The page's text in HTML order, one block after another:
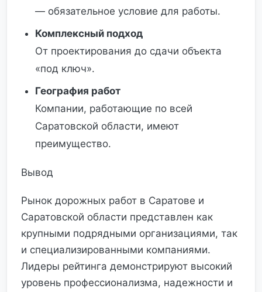
— обязательное условие для работы.
Комплексный подход
От проектирования до сдачи объекта
«под ключ».
География работ
Компании, работающие по всей
Саратовской области, имеют
преимущество.
Вывод
Рынок дорожных работ в Саратове и
Саратовской области представлен как
крупными подрядными организациями, так
и специализированными компаниями.
Лидеры рейтинга демонстрируют высокий
уровень профессионализма, надежности и